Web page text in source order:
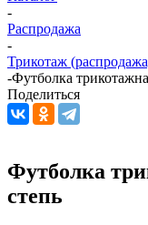
-
Распродажа
-
Трикотаж
-Футболка
Поделиться
Футболка
степь